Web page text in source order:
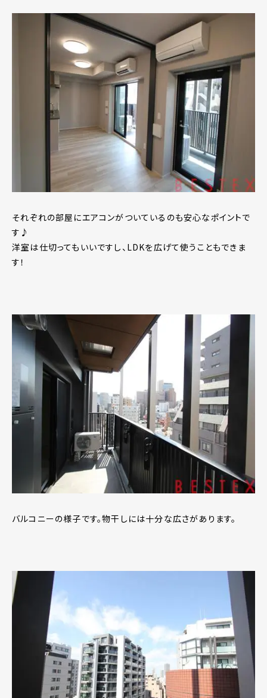
それぞれの部屋にエアコンがついているのも安心なポイントで
す♪
洋室は仕切ってもいいですし、LDKを広げて使うこともできま
す！
バルコニーの様子です。物干しには十分な広さがあります。